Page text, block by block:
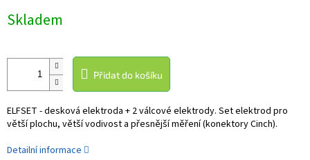
cena:
Skladem
Přidat do košíku
ELFSET - desková elektroda + 2 válcové elektrody. Set elektrod pro
větší plochu, větší vodivost a přesnější měření (konektory Cinch).
Detailní informace